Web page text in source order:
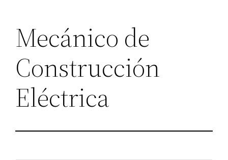
Mecánico de
Construcción
Eléctrica